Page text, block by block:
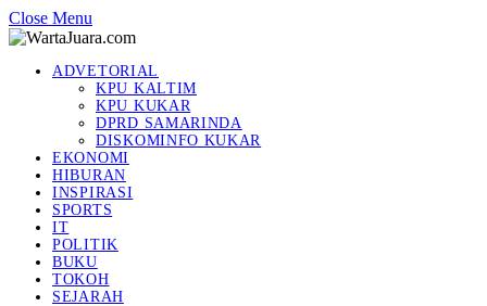
Close Menu
ADVETORIAL
KPU KALTIM
KPU KUKAR
DPRD SAMARINDA
DISKOMINFO KUKAR
EKONOMI
HIBURAN
INSPIRASI
SPORTS
IT
POLITIK
BUKU
TOKOH
SEJARAH